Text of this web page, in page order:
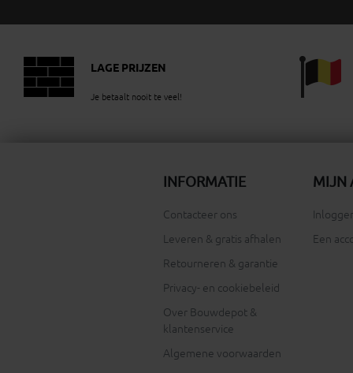
LAGE PRIJZEN
Je betaalt nooit te veel!
INFORMATIE
Contacteer ons
Leveren & gratis afhalen
Retourneren & garantie
Privacy- en cookiebeleid
Over Bouwdepot &
klantenservice
Algemene voorwaarden
MIJN
Een